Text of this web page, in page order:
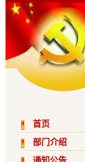
首页
部门介绍